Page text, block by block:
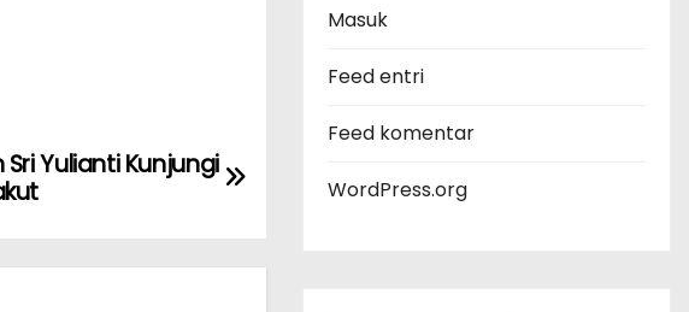
Yulianti Kunjungi
r
Masuk
Feed entri
Feed komentar
WordPress.org